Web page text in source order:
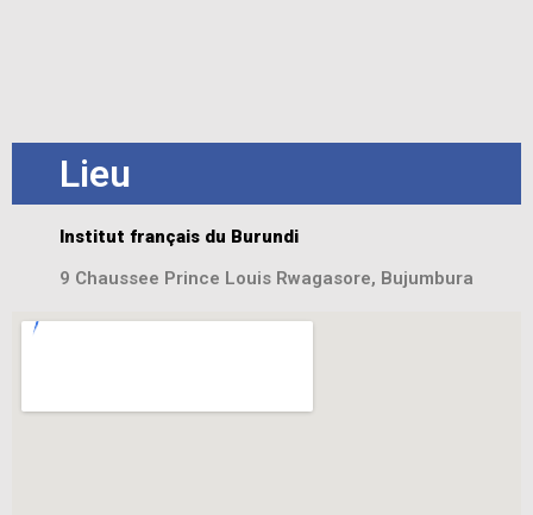
Lieu
Institut français du Burundi
9 Chaussee Prince Louis Rwagasore, Bujumbura